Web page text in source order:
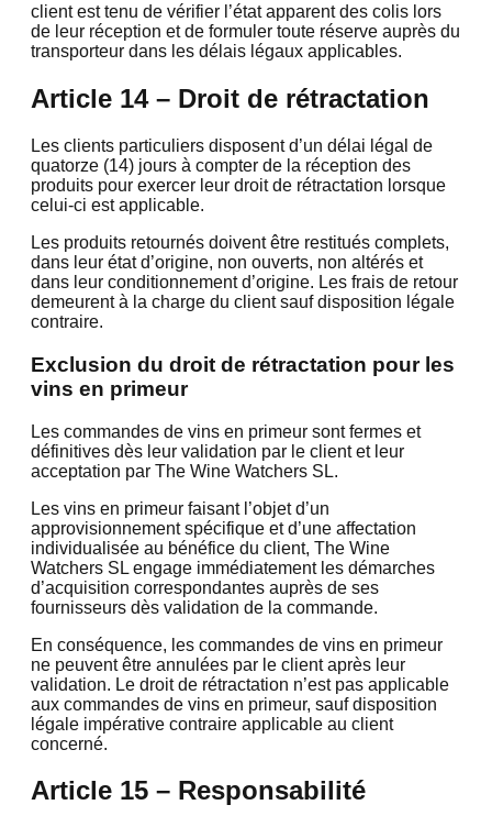
client est tenu de vérifier l’état apparent des colis lors
de leur réception et de formuler toute réserve auprès du
transporteur dans les délais légaux applicables.
Article 14 – Droit de rétractation
Les clients particuliers disposent d’un délai légal de
quatorze (14) jours à compter de la réception des
produits pour exercer leur droit de rétractation lorsque
celui-ci est applicable.
Les produits retournés doivent être restitués complets,
dans leur état d’origine, non ouverts, non altérés et
dans leur conditionnement d’origine. Les frais de retour
demeurent à la charge du client sauf disposition légale
contraire.
Exclusion du droit de rétractation pour les
vins en primeur
Les commandes de vins en primeur sont fermes et
définitives dès leur validation par le client et leur
acceptation par The Wine Watchers SL.
Les vins en primeur faisant l’objet d’un
approvisionnement spécifique et d’une affectation
individualisée au bénéfice du client, The Wine
Watchers SL engage immédiatement les démarches
d’acquisition correspondantes auprès de ses
fournisseurs dès validation de la commande.
En conséquence, les commandes de vins en primeur
ne peuvent être annulées par le client après leur
validation. Le droit de rétractation n’est pas applicable
aux commandes de vins en primeur, sauf disposition
légale impérative contraire applicable au client
concerné.
Article 15 – Responsabilité